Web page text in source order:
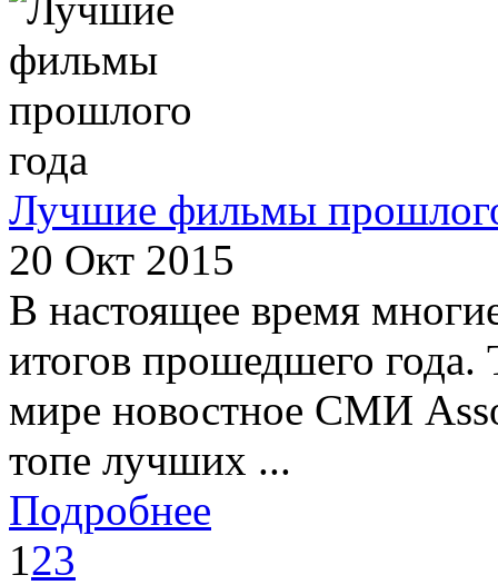
Лучшие фильмы
20 Окт 2015
В настоящее время
итогов прошедшего года.
мире новостное СМИ
топе лучших ...
Подробнее
123